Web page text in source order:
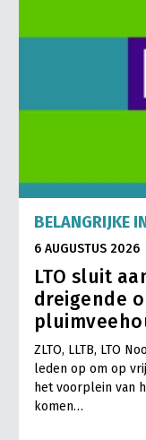
BELANGRIJKE
6 AUGUSTUS 2026
LTO sluit
dreigende
ZLTO, LLTB, LTO
leden op om op
het voorplein van
komen…